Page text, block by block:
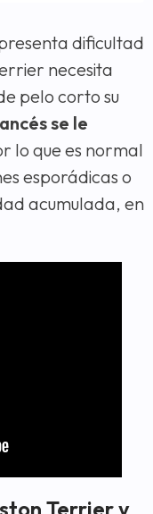
dificultad
necesita
pelo corto su
se le
lo que es normal
esporádicas o
acumulada, en